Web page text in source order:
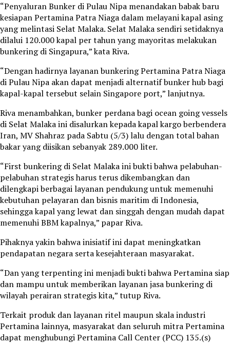
“Penyaluran Bunker di Pulau Nipa menandakan babak baru
kesiapan Pertamina Patra Niaga dalam melayani kapal asing
yang melintasi Selat Malaka. Selat Malaka sendiri setidaknya
dilalui 120.000 kapal per tahun yang mayoritas melakukan
bunkering di Singapura,” kata Riva.
“Dengan hadirnya layanan bunkering Pertamina Patra Niaga
di Pulau Nipa akan dapat menjadi alternatif bunker hub bagi
kapal-kapal tersebut selain Singapore port,” lanjutnya.
Riva menambahkan, bunker perdana bagi ocean going vessels
di Selat Malaka ini disalurkan kepada kapal kargo berbendera
Iran, MV Shahraz pada Sabtu (5/3) lalu dengan total bahan
bakar yang diisikan sebanyak 289.000 liter.
“First bunkering di Selat Malaka ini bukti bahwa pelabuhan-
pelabuhan strategis harus terus dikembangkan dan
dilengkapi berbagai layanan pendukung untuk memenuhi
kebutuhan pelayaran dan bisnis maritim di Indonesia,
sehingga kapal yang lewat dan singgah dengan mudah dapat
memenuhi BBM kapalnya,” papar Riva.
Pihaknya yakin bahwa inisiatif ini dapat meningkatkan
pendapatan negara serta kesejahteraan masyarakat.
“Dan yang terpenting ini menjadi bukti bahwa Pertamina siap
dan mampu untuk memberikan layanan jasa bunkering di
wilayah perairan strategis kita,” tutup Riva.
Terkait produk dan layanan ritel maupun skala industri
Pertamina lainnya, masyarakat dan seluruh mitra Pertamina
dapat menghubungi Pertamina Call Center (PCC) 135.(s)